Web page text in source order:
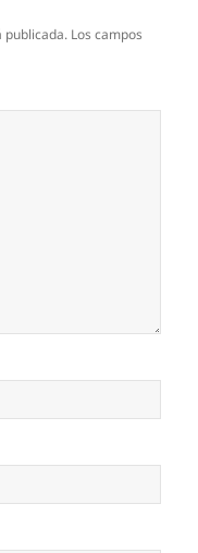
publicada. Los campos